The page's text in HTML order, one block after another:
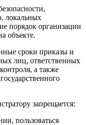
локальных
порядок организации
объекте.
сроки приказы и
лиц, ответственных
а также
запрещается:
пользоваться